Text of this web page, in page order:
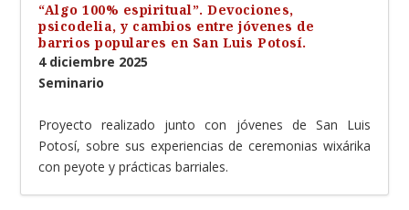
“Algo 100% espiritual”. Devociones,
psicodelia, y cambios entre jóvenes de
barrios populares en San Luis Potosí.
4 diciembre 2025
Seminario
Proyecto realizado junto con jóvenes de San Luis
Potosí, sobre sus experiencias de ceremonias wixárika
con peyote y prácticas barriales.